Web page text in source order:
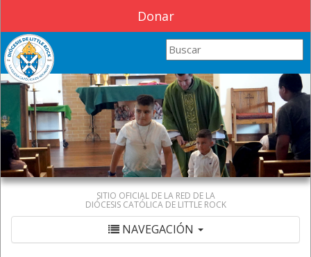
Donar
Search this site
SITIO OFICIAL DE LA RED DE LA
DIÓCESIS CATÓLICA DE LITTLE ROCK
NAVEGACIÓN